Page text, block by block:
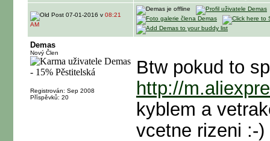
07-01-2016 v 08:21
AM
Demas
Nový Člen
Registrován: Sep 2008
Příspěvků: 20
Btw pokud to
http://
kyblem a
vcetne rizeni :-)